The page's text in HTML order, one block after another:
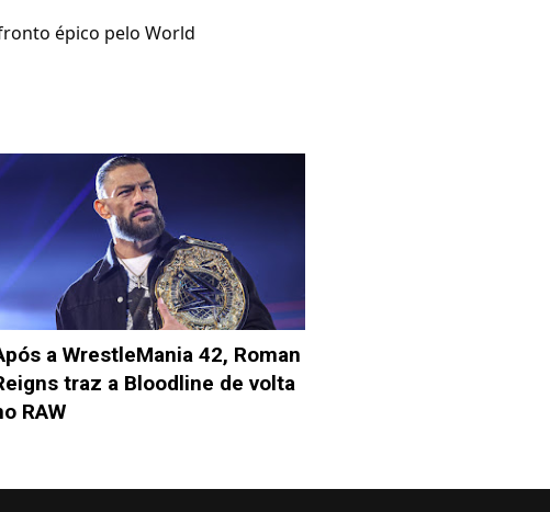
épico pelo World
a WrestleMania 42, Roman
traz a Bloodline de volta
RAW